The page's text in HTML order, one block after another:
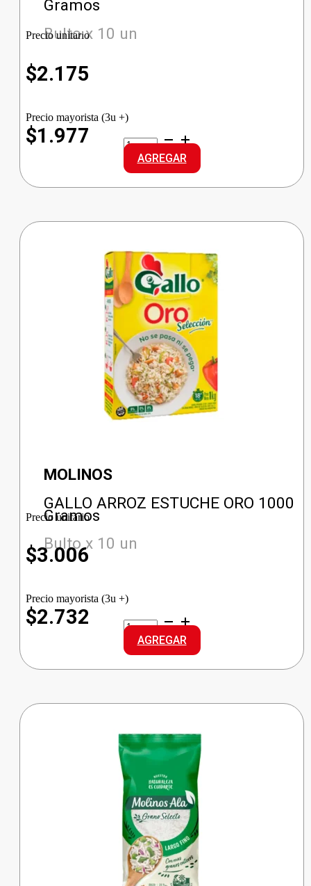
Gramos
Bulto x 10 un
Precio unitario
$2.175
Precio mayorista (3u +)
$1.977
GALLO
ARROZ
G.LARGO
cantidad
AGREGAR
MOLINOS
GALLO ARROZ ESTUCHE ORO 1000
Gramos
Bulto x 10 un
Precio unitario
$3.006
Precio mayorista (3u +)
$2.732
GALLO
ARROZ
ESTUCHE
ORO
cantidad
AGREGAR